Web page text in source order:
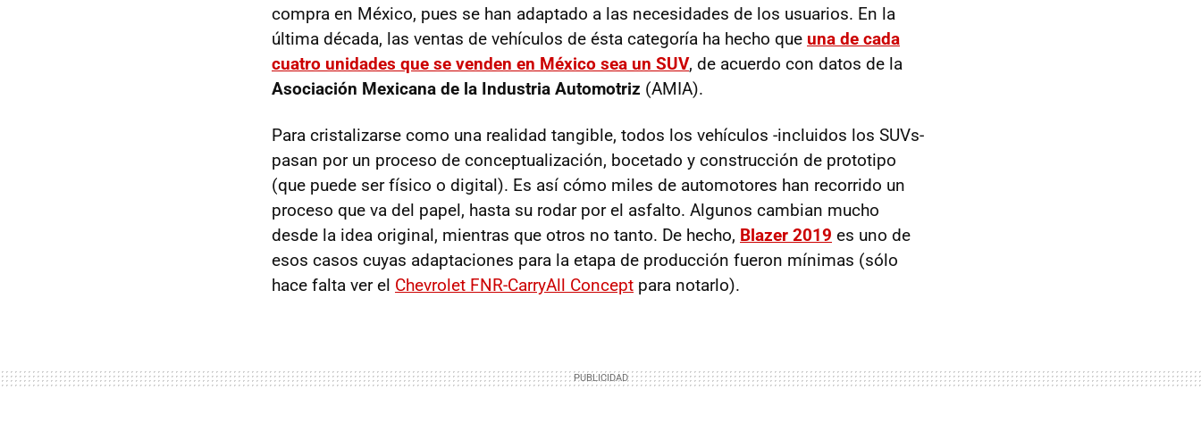
compra en México, pues se han adaptado a las necesidades de los usuarios. En la
última década, las ventas de vehículos de ésta categoría ha hecho que una de cada
cuatro unidades que se venden en México sea un SUV, de acuerdo con datos de la
Asociación Mexicana de la Industria Automotriz (AMIA).
Para cristalizarse como una realidad tangible, todos los vehículos -incluidos los SUVs-
pasan por un proceso de conceptualización, bocetado y construcción de prototipo
(que puede ser físico o digital). Es así cómo miles de automotores han recorrido un
proceso que va del papel, hasta su rodar por el asfalto. Algunos cambian mucho
desde la idea original, mientras que otros no tanto. De hecho, Blazer 2019 es uno de
esos casos cuyas adaptaciones para la etapa de producción fueron mínimas (sólo
hace falta ver el Chevrolet FNR-CarryAll Concept para notarlo).